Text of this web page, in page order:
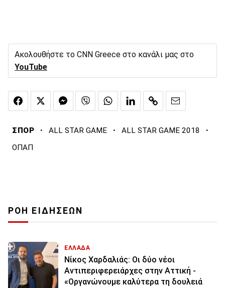
Ακολουθήστε το CNN Greece στο κανάλι μας στο
YouTube
ΣΠΟΡ · ALL STAR GAME · ALL STAR GAME 2018 ·
ΟΠΑΠ
ΡΟΗ ΕΙΔΗΣΕΩΝ
ΕΛΛΑΔΑ
Νίκος Χαρδαλιάς: Οι δύο νέοι
Αντιπεριφερειάρχες στην Αττική -
«Οργανώνουμε καλύτερα τη δουλειά